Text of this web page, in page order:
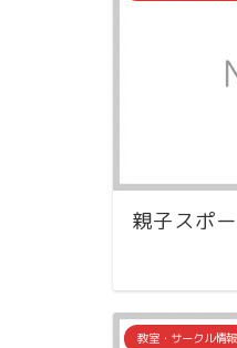
親子スポ
教室・サークル情報